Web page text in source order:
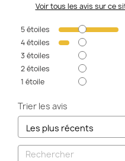
Voir tous les avis sur ce
5étoiles
4étoiles
3 étoiles
2étoiles
1 étoile
Trier les avis